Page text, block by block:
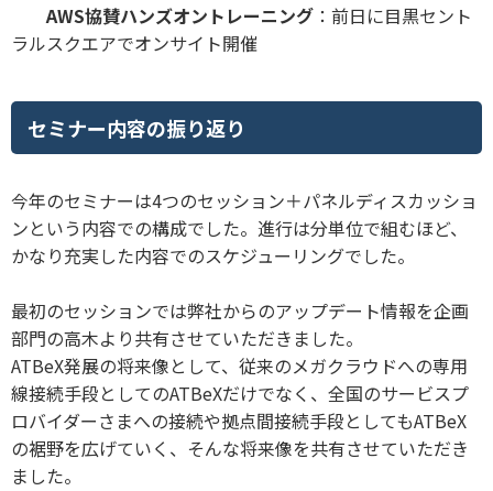
AWS協賛ハンズオントレーニング ：前日に目黒セント
ラルスクエアでオンサイト開催
セミナー内容の振り返り
今年のセミナーは4つのセッション＋パネルディスカッショ
ンという内容での構成でした。進行は分単位で組むほど、
かなり充実した内容でのスケジューリングでした。
最初のセッションでは弊社からのアップデート情報を企画
部門の高木より共有させていただきました。
ATBeX発展の将来像として、従来のメガクラウドへの専用
線接続手段としてのATBeXだけでなく、全国のサービスプ
ロバイダーさまへの接続や拠点間接続手段としてもATBeX
の裾野を広げていく、そんな将来像を共有させていただき
ました。